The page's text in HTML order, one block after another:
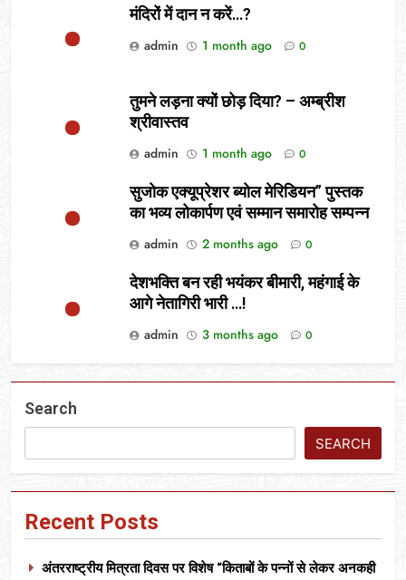
मंदिरों में दान न करें…?
admin
1 month ago 0
तुमने लड़ना क्यों छोड़ दिया? – अम्ब्रीश
श्रीवास्तव
admin
1 month ago 0
सुजोक एक्यूप्रेशर ब्योल मेरिडियन” पुस्तक
का भव्य लोकार्पण एवं सम्मान समारोह सम्पन्न
admin
2 months ago 0
देशभक्ति बन रही भयंकर बीमारी, महंगाई के
आगे नेतागिरी भारी …!
admin
3 months ago 0
Search
SEARCH
Recent Posts
अंतरराष्ट्रीय मित्रता दिवस पर विशेष “किताबों के पन्नों से लेकर अनकही